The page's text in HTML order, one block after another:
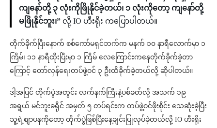
ကျနော်တို့ ၃ လုံးကိုဖြိုနိုင်ခဲ့တယ်၊ ၁ လုံးကိုတော့ ကျနော်တို့
မဖြိုနိုင်ဘူး၊” လို့ IO ဟီးရိုး ကပြောပါတယ်။
တိုက်ခိုက်ပြီးနောက် စစ်ကော်မရှင်ဘက်က မနက် ၁၀ နာရီလောက်မှာ ၁
ကြိမ်၊ ၁၁ နာရီထိုးပြီးမှာ ၁ ကြိမ် လေကြောင်းကနေတိုက်ခိုက်ခဲ့တာ
ကြောင့် တော်လှန်ရေးတပ်ဖွဲ့ဝင် ၃ ဦးထိခိုက်ခဲ့တယ်လို့ ဆိုပါတယ်။
ဒါ့အပြင် တိုက်ပွဲအတွင်း လက်နက်ကြီးနဲ့ပစ်ခတ်လို့ အသက် ၁၉
အရွယ် မင်ဘူးခရိုင် အမှတ် ၅ တပ်ရင်းက တပ်ဖွဲ့ဝင်ဖိုးစိုင်း သေဆုံးခဲ့ပြီး
သူ့ရဲ့စျာပနကိုတော့ တိုက်ပွဲဖြစ်ပြီးနေ့ချင်းပြုလုပ်ခဲ့တယ်လို့ IO ဟီးရိုး